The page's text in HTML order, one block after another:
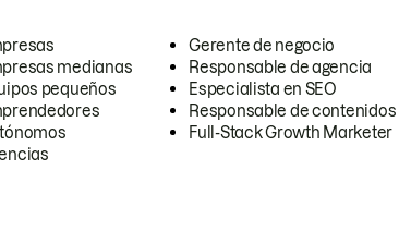
medianas
pequeños
Gerente de negocio
Responsable de agencia
Especialista en SEO
Responsable de contenidos
Full-Stack Growth Marketer